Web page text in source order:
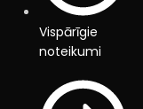
Vispārīgie
noteikumi